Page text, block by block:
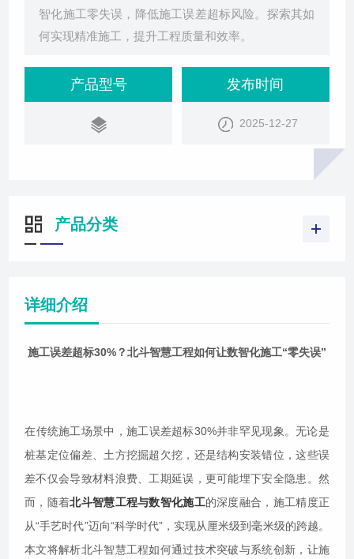
智化施工零失误，降低施工误差超标风险。探索其如
何实现精准施工，提升工程质量和效率。
产品型号 发布时间
2025-12-27
产品分类
详细介绍
施工误差超标30%？北斗智慧工程如何让数智化施工“零失误”
在传统施工场景中，施工误差超标30%并非罕见现象。无论是
桩基定位偏差、土方挖掘超欠挖，还是结构安装错位，这些误
差不仅会导致材料浪费、工期延误，更可能埋下安全隐患。然
而，随着北斗智慧工程与数智化施工的深度融合，施工精度正
从“手艺时代”迈向“科学时代”，实现从厘米级到毫米级的跨越。
本文将解析北斗智慧工程如何通过技术突破与系统创新，让施